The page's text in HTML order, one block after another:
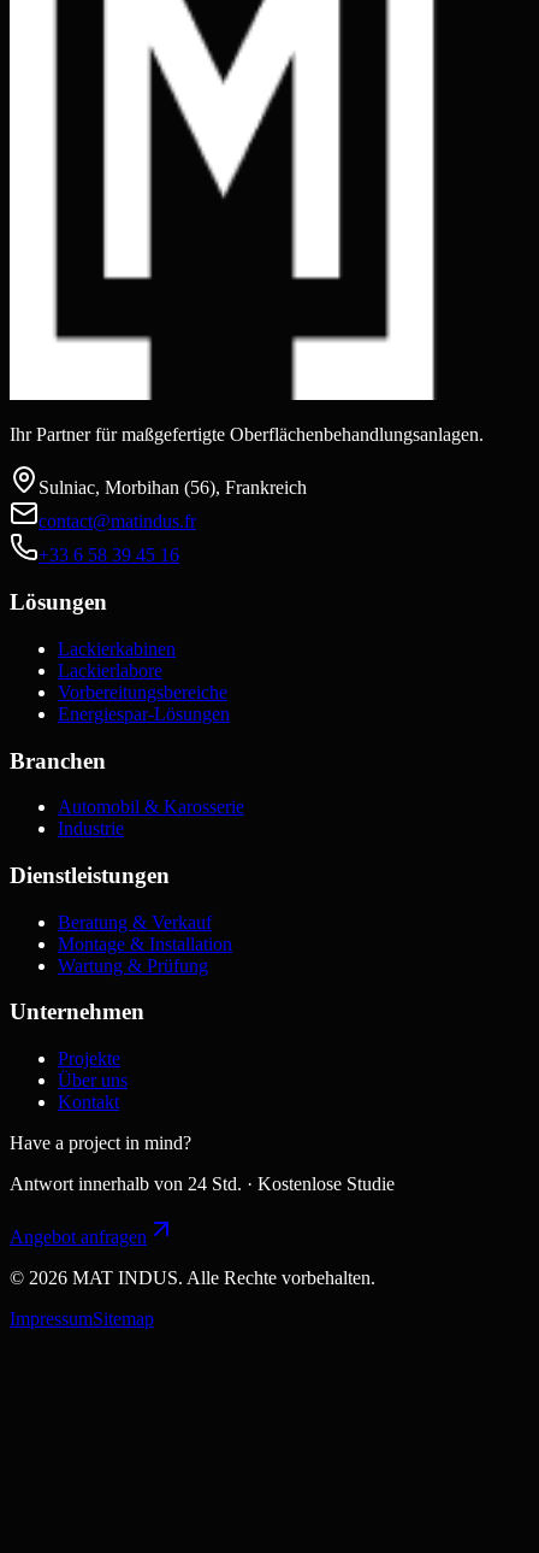
Ihr Partner für maßgefertigte Oberflächenbehandlungsanlagen.
Sulniac, Morbihan (56), Frankreich
contact@matindus.fr
+33 6 58 39 45 16
Lösungen
Lackierkabinen
Lackierlabore
Vorbereitungsbereiche
Energiespar-Lösungen
Branchen
Automobil & Karosserie
Industrie
Dienstleistungen
Beratung & Verkauf
Montage & Installation
Wartung & Prüfung
Unternehmen
Projekte
Über uns
Kontakt
Have a project in mind?
Antwort innerhalb von 24 Std. · Kostenlose Studie
Angebot anfragen
© 2026 MAT INDUS. Alle Rechte vorbehalten.
ImpressumSitemap